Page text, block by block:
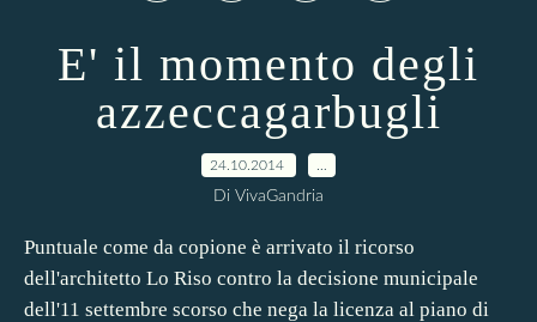
E' il momento degli
azzeccagarbugli
24.10.2014
Di VivaGandria
Puntuale come da copione è arrivato il ricorso
dell'architetto Lo Riso contro la decisione municipale
dell'11 settembre scorso che nega la licenza al piano di